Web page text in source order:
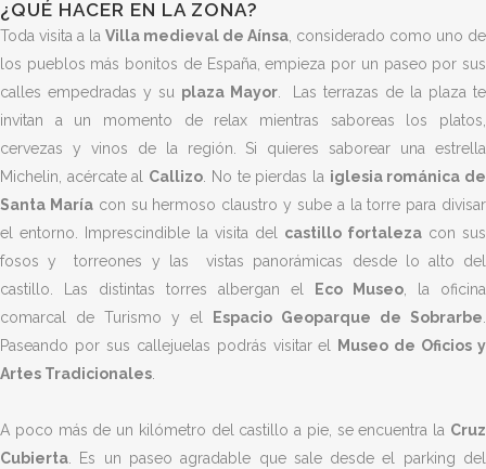
¿QUÉ HACER EN LA ZONA?
Toda visita a la Villa medieval de Aínsa, considerado como uno de
los pueblos más bonitos de España, empieza por un paseo por sus
calles empedradas y su plaza Mayor. Las terrazas de la plaza te
invitan a un momento de relax mientras saboreas los platos,
cervezas y vinos de la región. Si quieres saborear una estrella
Michelin, acércate al Callizo. No te pierdas la iglesia románica de
Santa Maríacon su hermoso claustro y sube a la torre para divisar
el entorno. Imprescindible la visita del castillo fortaleza con sus
fosos y torreones y lasvistas panorámicas desde lo alto del
castillo. Las distintas torres albergan el
Eco Museo, la oficina
comarcal de Turismo y el
Espacio Geoparque de Sobrarbe.
Paseando por sus callejuelas podrás visitarel Museo de Oficios y
Artes Tradicionales.
A poco más de un kilómetro del castillo a pie, se encuentra la Cruz
Cubierta. Es un paseo agradable que sale desde el parking del